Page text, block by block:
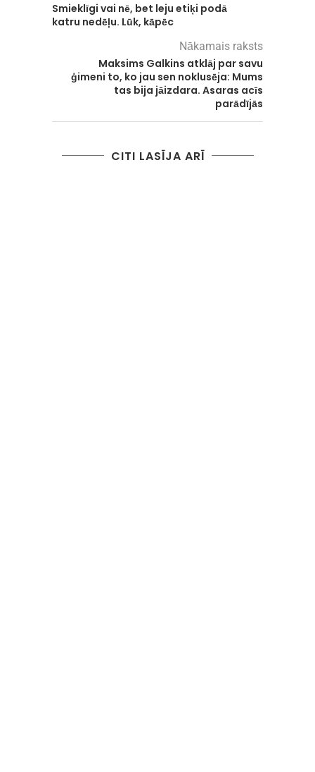
Smieklīgi vai nē, bet leju etiķi podā
katru nedēļu. Lūk, kāpēc
Nākamais raksts
Maksims Galkins atklāj par savu
ģimeni to, ko jau sen noklusēja: Mums
tas bija jāizdara. Asaras acīs
parādījās
CITI LASĪJA ARĪ